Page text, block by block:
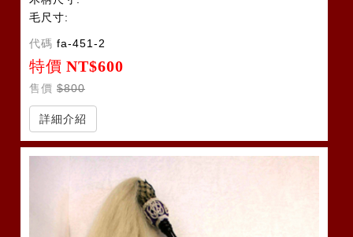
毛尺寸:
代碼 fa-451-2
特價 NT$600
售價 $800
詳細介紹